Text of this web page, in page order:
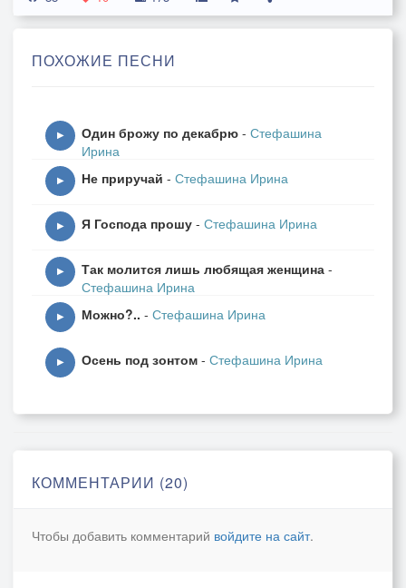
Мечту с реальностью попутав,
Где спор замешан на крови.
В аккордах нежности утонет
И грусть-тоска его не тронет
От горькой бытности разлук.
/////////////
Играй, гитара, говори,
Как хорошо нам было вместе,
Слагая чистым душам песни,
Играй, гитара и согрей
Став мне подругою по жизни,
ПОХОЖИЕ ПЕСНИ
▶ Один брожу по декабрю - Стефашина
Ирина
▶ Не приручай - Стефашина Ирина
▶ Я Господа прошу - Стефашина Ирина
▶ Так молится лишь любящая женщина -
Стефашина Ирина
▶ Можно?.. - Стефашина Ирина
▶ Осень под зонтом - Стефашина Ирина
КОММЕНТАРИИ (20)
Чтобы добавить комментарий войдите на сайт.